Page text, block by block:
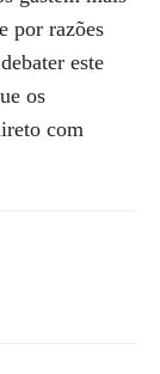
por razões
este
os
com